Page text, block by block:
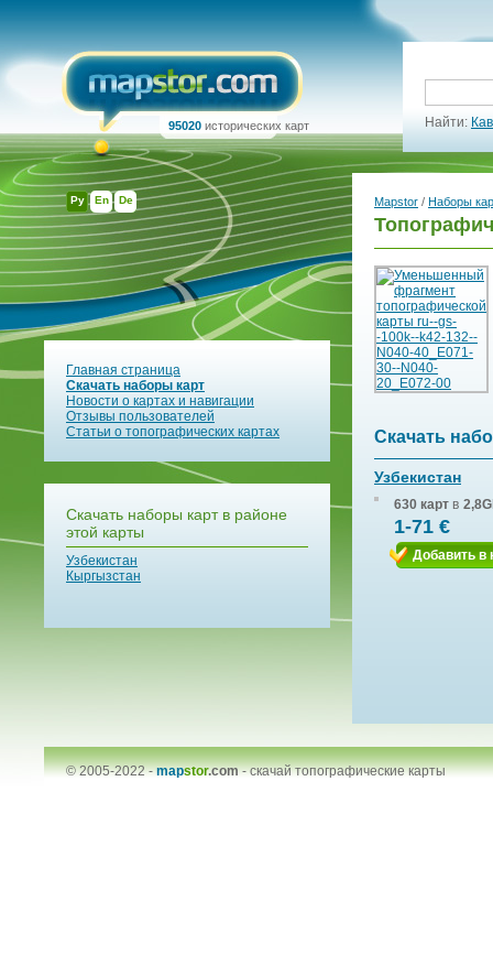
Ру En De
95020 исторических карт Найти:
Главная страница
Скачать наборы карт
Новости о картах и навигации
Отзывы пользователей
Статьи о топографических картах
Скачать наборы карт в районе
этой карты
Узбекистан
Кыргызстан
Mapstor / Наборы
Скачать
Узбекистан
630 карт в
1-71 €
Добавить в
© 2005-2022 -mapstor.com-скачай топографические карты